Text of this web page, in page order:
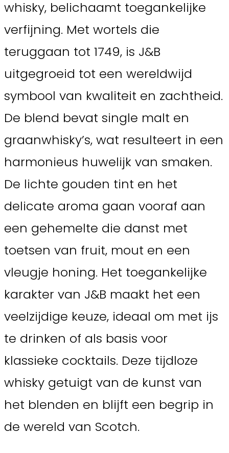
whisky, belichaamt toegankelijke
verfijning. Met wortels die
teruggaan tot 1749, is J&B
uitgegroeid tot een wereldwijd
symbool van kwaliteit en zachtheid.
De blend bevat single malt en
graanwhisky’s, wat resulteert in een
harmonieus huwelijk van smaken.
De lichte gouden tint en het
delicate aroma gaan vooraf aan
een gehemelte die danst met
toetsen van fruit, mout en een
vleugje honing. Het toegankelijke
karakter van J&B maakt het een
veelzijdige keuze, ideaal om met ijs
te drinken of als basis voor
klassieke cocktails. Deze tijdloze
whisky getuigt van de kunst van
het blenden en blijft een begrip in
de wereld van Scotch.